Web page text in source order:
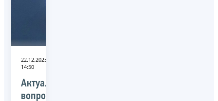
22.12.2025
14:50
Актуальные
вопросы